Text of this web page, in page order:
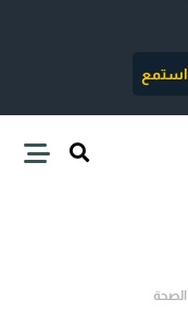
استمع
الصحة